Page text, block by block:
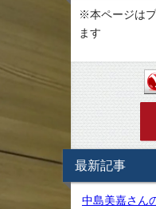
※本ページは
ます
最新記事
中島美嘉さん